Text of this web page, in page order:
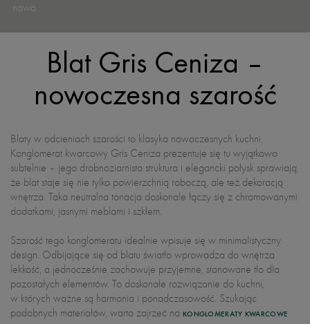
nowo.
Blat Gris Ceniza –
nowoczesna szarość
Blaty w odcieniach szarości to klasyka nowoczesnych kuchni.
Konglomerat kwarcowy Gris Ceniza prezentuje się tu wyjątkowo
subtelnie – jego drobnoziarnista struktura i elegancki połysk sprawiają,
że blat staje się nie tylko powierzchnią roboczą, ale też dekoracją
wnętrza. Taka neutralna tonacja doskonale łączy się z chromowanymi
dodatkami, jasnymi meblami i szkłem.
Szarość tego konglomeratu idealnie wpisuje się w minimalistyczny
design. Odbijające się od blatu światło wprowadza do wnętrza
lekkość, a jednocześnie zachowuje przyjemne, stonowane tło dla
pozostałych elementów. To doskonałe rozwiązanie do kuchni,
w których ważne są harmonia i ponadczasowość. Szukając
podobnych materiałów, warto zajrzeć na
KONGLOMERATY KWARCOWE